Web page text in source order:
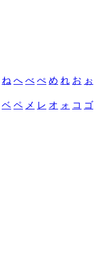
ね へ べ ぺ め れ お ぉ
ベ ペ メ レ オ ォ コ ゴ